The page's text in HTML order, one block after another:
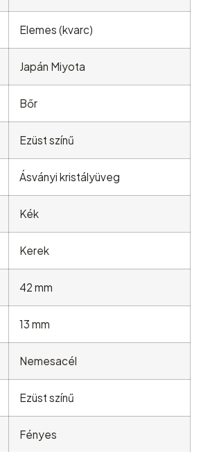
Elemes (kvarc)
Japán Miyota
Bőr
Ezüst színű
Ásványi kristályüveg
Kék
Kerek
42 mm
13 mm
Nemesacél
Ezüst színű
Fényes